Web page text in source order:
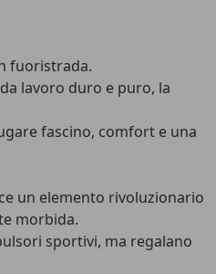
fuoristrada.
lavoro duro e puro, la
fascino, comfort e una
un elemento rivoluzionario
morbida.
sportivi, ma regalano